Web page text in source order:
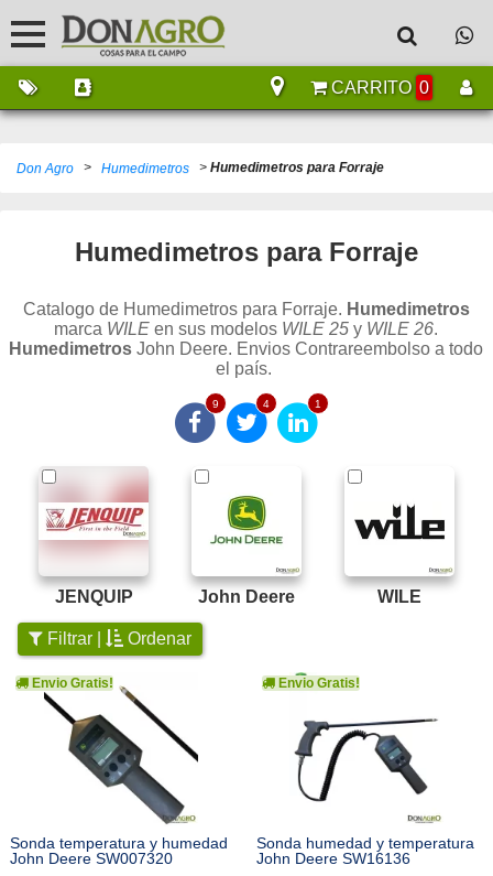
CARRITO 0
Don Agro > Humedimetros > Humedimetros para Forraje
Humedimetros para Forraje
Catalogo de Humedimetros para Forraje. Humedimetros
marca WILE en sus modelos WILE 25 y WILE 26.
Humedimetros John Deere. Envios Contrareembolso a todo
el país.
9 4 1
JENQUIP John Deere WILE
Filtrar | Ordenar
Envio Gratis!
Sonda temperatura y humedad
John Deere SW007320
Envio Gratis!
Sonda humedad y temperatura
John Deere SW16136